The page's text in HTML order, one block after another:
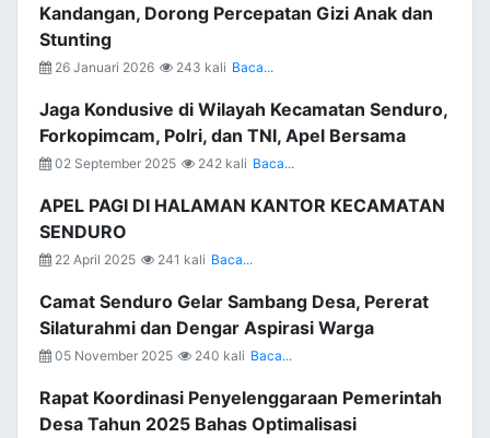
Kandangan, Dorong Percepatan Gizi Anak dan
Stunting
26 Januari 2026 243 kali Baca...
Jaga Kondusive di Wilayah Kecamatan Senduro,
Forkopimcam, Polri, dan TNI, Apel Bersama
02 September 2025 242 kali Baca...
APEL PAGI DI HALAMAN KANTOR KECAMATAN
SENDURO
22 April 2025 241 kali Baca...
Camat Senduro Gelar Sambang Desa, Pererat
Silaturahmi dan Dengar Aspirasi Warga
05 November 2025 240 kali Baca...
Rapat Koordinasi Penyelenggaraan Pemerintah
Desa Tahun 2025 Bahas Optimalisasi